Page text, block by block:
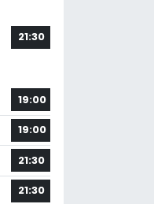
21:30
19:00
19:00
21:30
21:30